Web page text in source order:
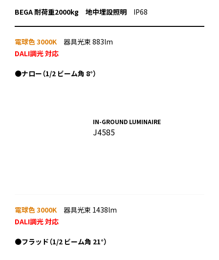
BEGA耐荷重2000kg 地中埋設照明 IP68
電球色 3000K 器具光束 883lm
DALI調光 対応
●ナロー（1/2 ビーム角 8°）
IN-GROUND LUMINAIRE
J4585
電球色 3000K 器具光束 1438lm
DALI調光 対応
●フラッド（1/2 ビーム角 21°）